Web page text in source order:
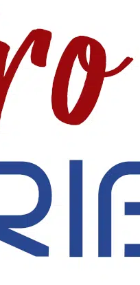
la democracia y
en Barranquilla